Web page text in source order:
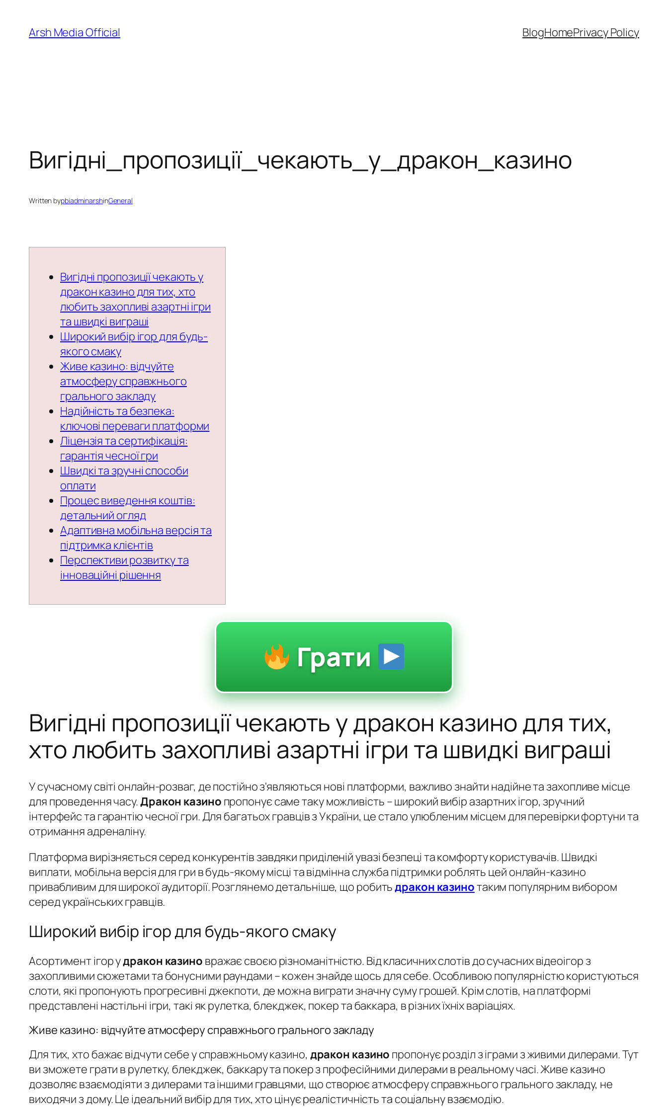
content
Arsh Media Official BlogHomePrivacy Policy
Вигідні_пропозиції_чекають_у_дракон_казино
Written bypbiadminarshinGeneral
Вигідні пропозиції чекають у
дракон казино для тих, хто
любить захопливі азартні ігри
та швидкі виграші
Широкий вибір ігор для будь-
якого смаку
Живе казино: відчуйте
атмосферу справжнього
грального закладу
Надійність та безпека:
ключові переваги платформи
Ліцензія та сертифікація:
гарантія чесної гри
Швидкі та зручні способи
оплати
Процес виведення коштів:
детальний огляд
Адаптивна мобільна версія та
підтримка клієнтів
Перспективи розвитку та
інноваційні рішення
Грати
Вигідні пропозиції чекають у дракон казино для тих,
хто любить захопливі азартні ігри та швидкі виграші
У сучасному світі онлайн-розваг, де постійно з'являються нові платформи, важливо знайти надійне та захопливе місце
для проведення часу.Дракон казино пропонує саме таку можливість – широкий вибір азартних ігор, зручний
інтерфейс та гарантію чесної гри. Для багатьох гравців з України, це стало улюбленим місцем для перевірки фортуни та
отримання адреналіну.
Платформа вирізняється серед конкурентів завдяки приділеній увазі безпеці та комфорту користувачів. Швидкі
виплати, мобільна версія для гри в будь-якому місці та відмінна служба підтримки роблять цей онлайн-казино
привабливим для широкої аудиторії. Розглянемо детальніше, що робитьдракон казинотаким популярним вибором
серед українських гравців.
Широкий вибір ігор для будь-якого смаку
Асортимент ігор удракон казино вражає своєю різноманітністю. Від класичних слотів до сучасних відеоігор з
захопливими сюжетами та бонусними раундами – кожен знайде щось для себе. Особливою популярністю користуються
слоти, які пропонують прогресивні джекпоти, де можна виграти значну суму грошей. Крім слотів, на платформі
представлені настільні ігри, такі як рулетка, блекджек, покер та баккара, в різних їхніх варіаціях.
Живе казино: відчуйте атмосферу справжнього грального закладу
Для тих, хто бажає відчути себе у справжньому казино, дракон казино пропонує розділ з іграми з живими дилерами. Тут
ви зможете грати в рулетку, блекджек, баккару та покер з професійними дилерами в реальному часі. Живе казино
дозволяє взаємодіяти з дилерами та іншими гравцями, що створює атмосферу справжнього грального закладу, не
виходячи з дому. Це ідеальний вибір для тих, хто цінує реалістичність та соціальну взаємодію.